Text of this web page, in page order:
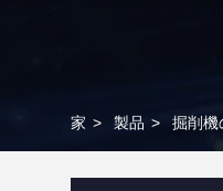
家 > 製品 > 掘削機